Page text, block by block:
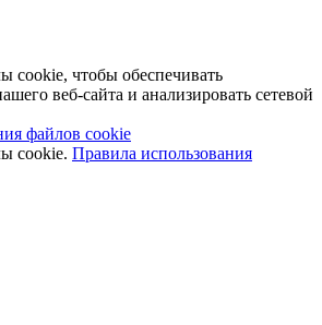
cookie, чтобы обеспечивать
веб-сайта и анализировать сетевой
файлов cookie
cookie. Правила использования